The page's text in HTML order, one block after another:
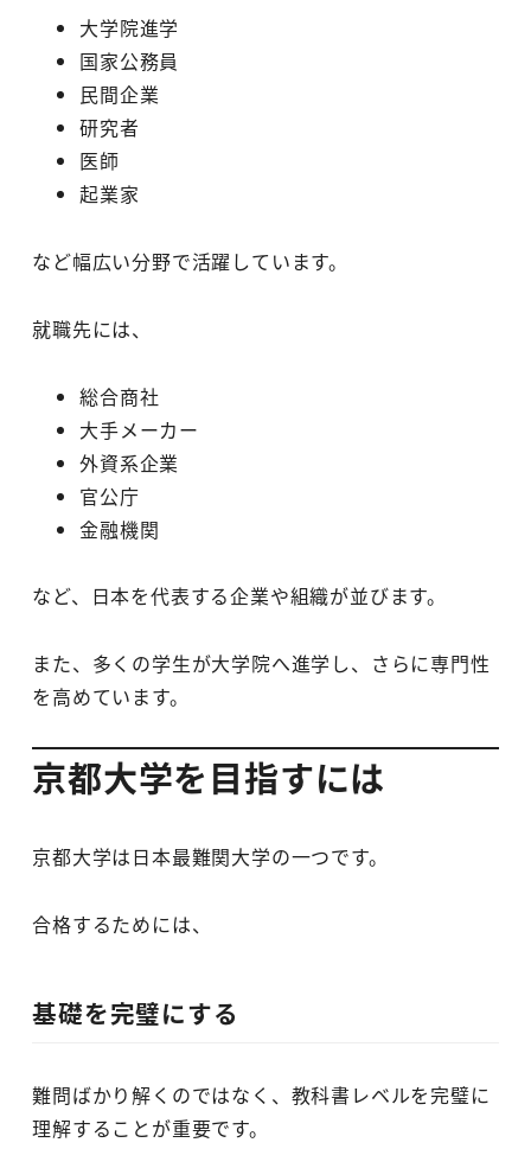
大学院進学
国家公務員
民間企業
研究者
医師
起業家
など幅広い分野で活躍しています。
就職先には、
総合商社
大手メーカー
外資系企業
官公庁
金融機関
など、日本を代表する企業や組織が並びます。
また、多くの学生が大学院へ進学し、さらに専門性
を高めています。
京都大学を目指すには
京都大学は日本最難関大学の一つです。
合格するためには、
基礎を完璧にする
難問ばかり解くのではなく、教科書レベルを完璧に
理解することが重要です。